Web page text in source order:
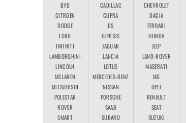
BYD
CADILLAC CHEVROLET
CITROEN
CUPRA DACIA
DODGE
DS FERRARI
FORD
GENESIS HONDA
INFINITI
JAGUAR JEEP
LAMBORGHINI
LANCIA LAND-ROVER
LINCOLN
LOTUS MASERATI
MCLAREN
MERCEDES-BENZ MG
MITSUBISHI
NISSAN OPEL
POLESTAR
PORSCHE RENAULT
ROVER
SAAB SEAT
SMART
SUBARU SUZUKI